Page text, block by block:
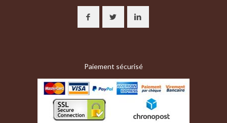
Paiement sécurisé